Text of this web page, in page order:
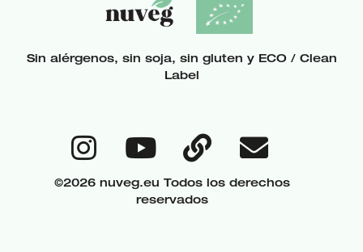
Sin alérgenos, sin soja, sin gluten y ECO / Clean
Label
©2026 nuveg.eu Todos los derechos
reservados